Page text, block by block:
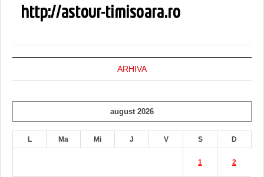
ARHIVA
august 2026
L Ma Mi J V S D
1 2